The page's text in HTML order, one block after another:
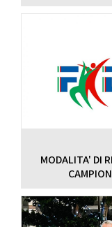
MODALITA' DI